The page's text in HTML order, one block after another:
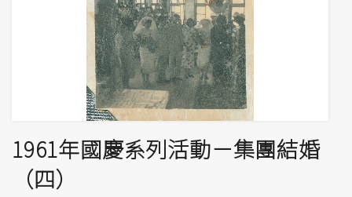
1961年國慶系列活動－集團結婚
（四）